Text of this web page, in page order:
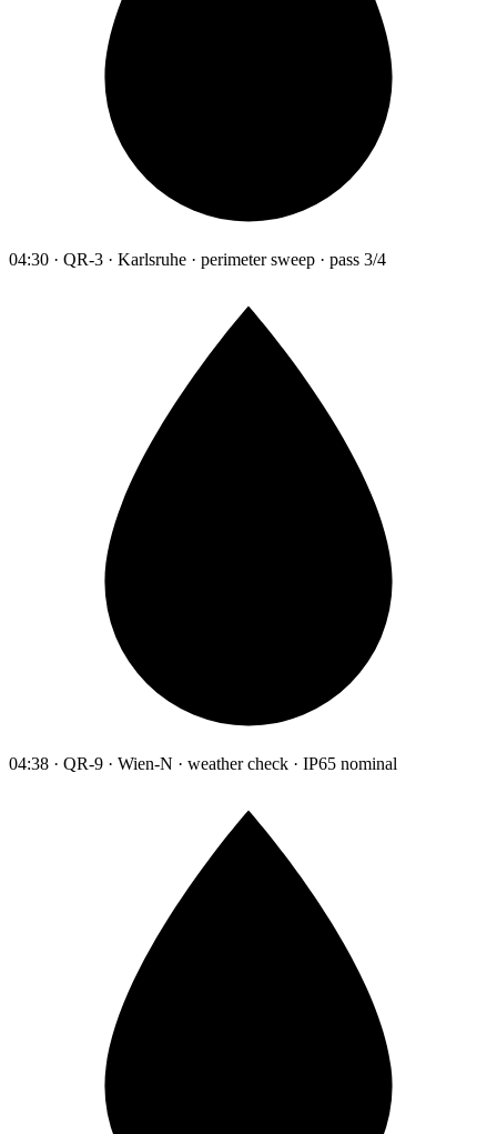
04:30 · QR-3 · Karlsruhe · perimeter sweep · pass 3/4
04:38 · QR-9 · Wien-N · weather check · IP65 nominal